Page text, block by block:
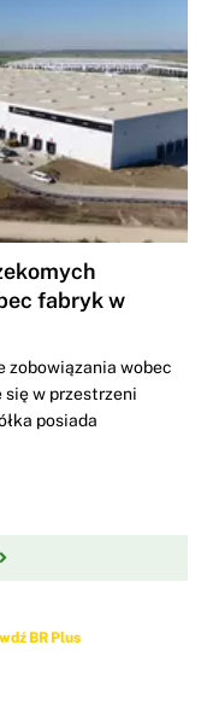
fabryk w
zobowiązania wobec
w przestrzeni
posiada
BR Plus